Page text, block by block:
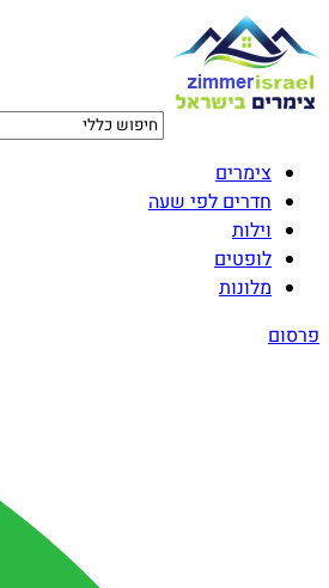
צימרים
חדרים לפי שעה
וילות
לופטים
מלונות
פרסום